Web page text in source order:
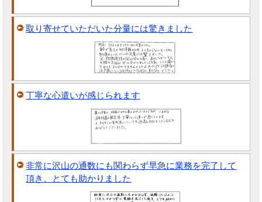
取り寄せていただいた分量には驚きました
丁寧な心遣いが感じられます
非常に沢山の通数にも関わらず早急に業務を完了して
頂き、とても助かりました